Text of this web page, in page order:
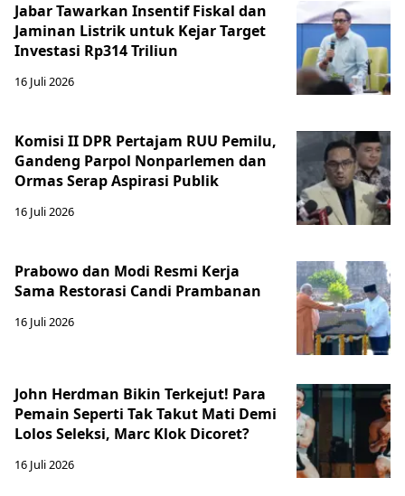
Jabar Tawarkan Insentif Fiskal dan
Jaminan Listrik untuk Kejar Target
Investasi Rp314 Triliun
16 Juli 2026
Komisi II DPR Pertajam RUU Pemilu,
Gandeng Parpol Nonparlemen dan
Ormas Serap Aspirasi Publik
16 Juli 2026
Prabowo dan Modi Resmi Kerja
Sama Restorasi Candi Prambanan
16 Juli 2026
John Herdman Bikin Terkejut! Para
Pemain Seperti Tak Takut Mati Demi
Lolos Seleksi, Marc Klok Dicoret?
16 Juli 2026